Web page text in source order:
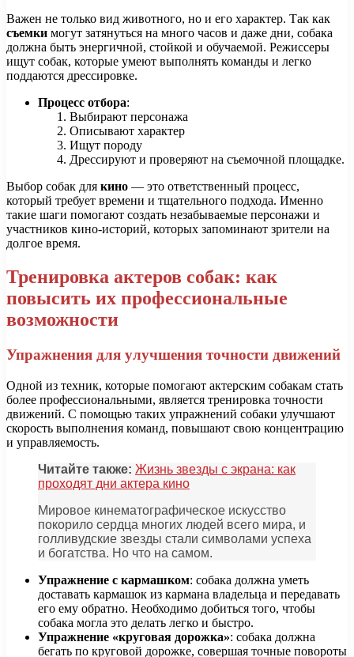
Важен не только вид животного, но и его характер. Так как
съемки могут затянуться на много часов и даже дни, собака
должна быть энергичной, стойкой и обучаемой. Режиссеры
ищут собак, которые умеют выполнять команды и легко
поддаются дрессировке.
Процесс отбора:
Выбирают персонажа
Описывают характер
Ищут породу
Дрессируют и проверяют на съемочной площадке.
Выбор собак для кино — это ответственный процесс,
который требует времени и тщательного подхода. Именно
такие шаги помогают создать незабываемые персонажи и
участников кино-историй, которых запоминают зрители на
долгое время.
Тренировка актеров собак: как
повысить их профессиональные
возможности
Упражнения для улучшения точности движений
Одной из техник, которые помогают актерским собакам стать
более профессиональными, является тренировка точности
движений. С помощью таких упражнений собаки улучшают
скорость выполнения команд, повышают свою концентрацию
и управляемость.
Читайте также: Жизнь звезды с экрана: как
проходят дни актера кино
Мировое кинематографическое искусство
покорило сердца многих людей всего мира, и
голливудские звезды стали символами успеха
и богатства. Но что на самом.
Упражнение с кармашком: собака должна уметь
доставать кармашок из кармана владельца и передавать
его ему обратно. Необходимо добиться того, чтобы
собака могла это делать легко и быстро.
Упражнение «круговая дорожка»: собака должна
бегать по круговой дорожке, совершая точные повороты